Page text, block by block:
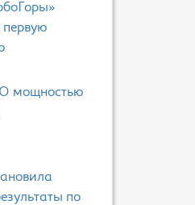
первую
мощностью
по